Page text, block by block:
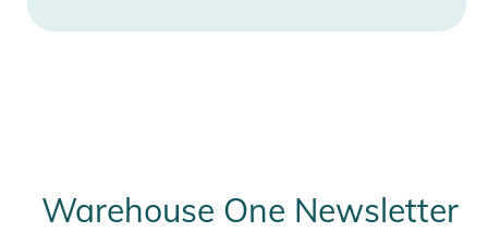
Warehouse One Newsletter